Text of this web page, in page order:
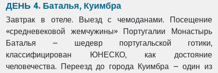
ДЕНЬ 4. Баталья, Куимбра
Завтрак в отеле. Выезд с чемоданами. Посещение
«средневековой жемчужины» Португалии Монастырь
Баталья – шедевр португальской готики,
классифицирован ЮНЕСКО, как достояние
человечества. Переезд до города Куимбра – один из